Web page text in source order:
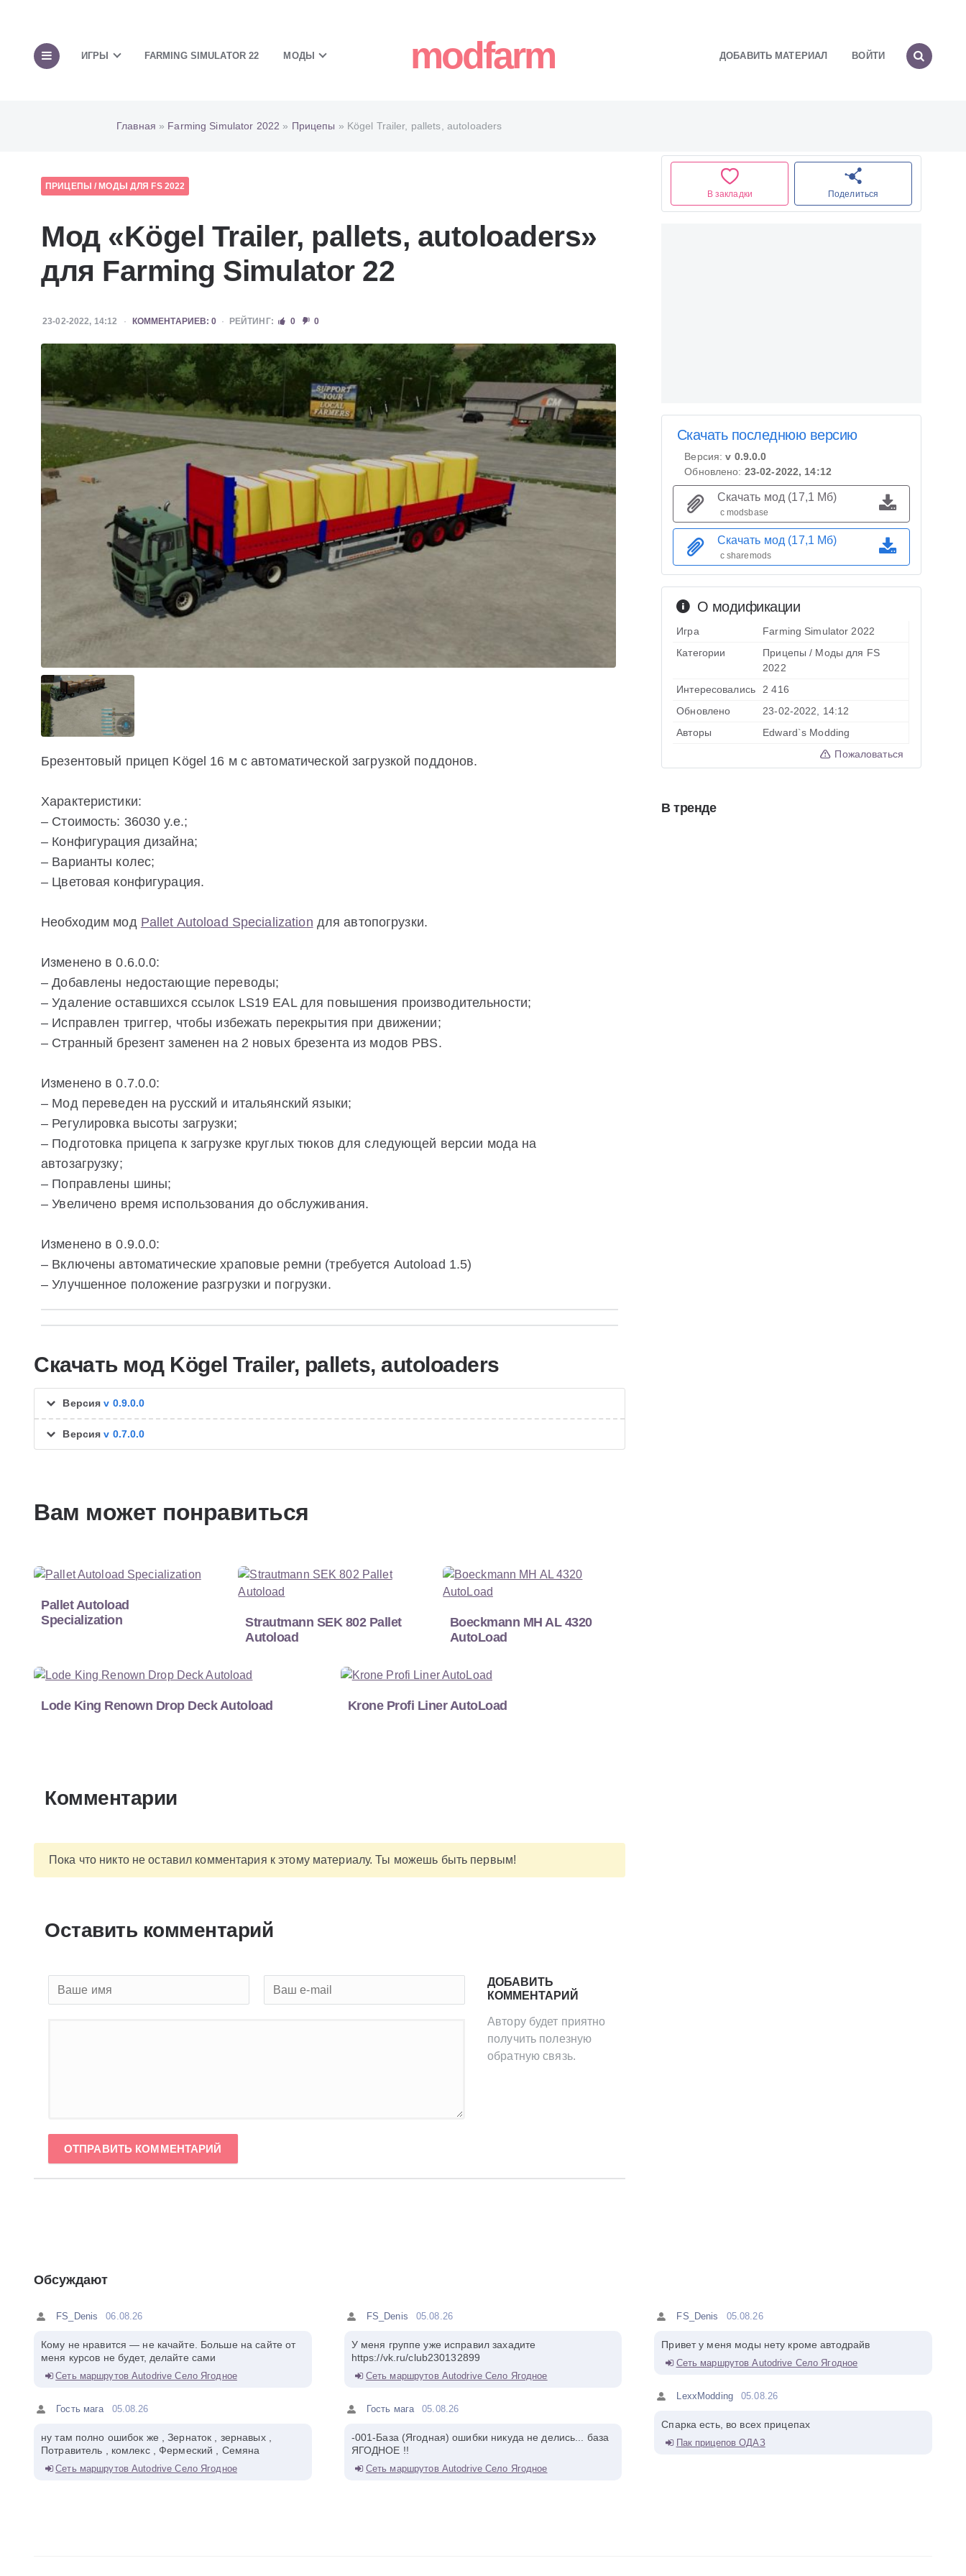
ИГРЫ FARMING SIMULATOR 22 МОДЫ modfarm ДОБАВИТЬ МАТЕРИАЛ ВОЙТИ
Главная » Farming Simulator 2022 » Прицепы » Kögel Trailer, pallets, autoloaders
ПРИЦЕПЫ / МОДЫ ДЛЯ FS 2022
Мод «Kögel Trailer, pallets, autoloaders»
для Farming Simulator 22
23-02-2022, 14:12 КОММЕНТАРИЕВ: 0 РЕЙТИНГ: 0 0
Брезентовый прицеп Kögel 16 м с автоматической загрузкой поддонов.
Характеристики:
– Стоимость: 36030 у.е.;
– Конфигурация дизайна;
– Варианты колес;
– Цветовая конфигурация.
Необходим мод Pallet Autoload Specialization для автопогрузки.
Изменено в 0.6.0.0:
– Добавлены недостающие переводы;
– Удаление оставшихся ссылок LS19 EAL для повышения производительности;
– Исправлен триггер, чтобы избежать перекрытия при движении;
– Странный брезент заменен на 2 новых брезента из модов PBS.
Изменено в 0.7.0.0:
– Мод переведен на русский и итальянский языки;
– Регулировка высоты загрузки;
– Подготовка прицепа к загрузке круглых тюков для следующей версии мода на
автозагрузку;
– Поправлены шины;
– Увеличено время использования до обслуживания.
Изменено в 0.9.0.0:
– Включены автоматические храповые ремни (требуется Autoload 1.5)
– Улучшенное положение разгрузки и погрузки.
Скачать мод Kögel Trailer, pallets, autoloaders
Версияv 0.9.0.0
Версияv 0.7.0.0
Вам может понравиться
Pallet Autoload
Specialization
Strautmann SEK 802 Pallet
Autoload
Boeckmann MH AL 4320
AutoLoad
Lode King Renown Drop Deck Autoload Krone Profi Liner AutoLoad
Комментарии
Пока что никто не оставил комментария к этому материалу. Ты можешь быть первым!
Оставить комментарий
ДОБАВИТЬ
КОММЕНТАРИЙ
Автору будет приятно
получить полезную
обратную связь.
ОТПРАВИТЬ КОММЕНТАРИЙ
В закладки Поделиться
О модификации
Игра
Farming Simulator 2022
Категории
Прицепы / Моды для FS
2022
Интересовались
2 416
Обновлено
23-02-2022, 14:12
Авторы
Edward`s Modding
Пожаловаться
Скачать последнюю версию
Версия:v 0.9.0.0
Обновлено: 23-02-2022, 14:12
Скачать мод (17,1 Мб)
с modsbase
Скачать мод (17,1 Мб)
с sharemods
В тренде
Обсуждают
FS_Denis 06.08.26
Кому не нравится — не качайте. Больше на сайте от
меня курсов не будет, делайте сами
Сеть маршрутов Autodrive Село Ягодное
Гость мага 05.08.26
ну там полно ошибок же , Зернаток , зернавых ,
Потравитель , комлекс , Фермеский , Семяна
Сеть маршрутов Autodrive Село Ягодное
FS_Denis 05.08.26
У меня группе уже исправил захадите
https://vk.ru/club230132899
Сеть маршрутов Autodrive Село Ягодное
Гость мага 05.08.26
-001-База (Ягодная) ошибки никуда не делись... база
ЯГОДНОЕ !!
Сеть маршрутов Autodrive Село Ягодное
FS_Denis 05.08.26
Привет у меня моды нету кроме автодрайв
Сеть маршрутов Autodrive Село Ягодное
LexxModding 05.08.26
Спарка есть, во всех прицепах
Пак прицепов ОДАЗ